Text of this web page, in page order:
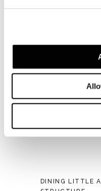
DINING LITTLE